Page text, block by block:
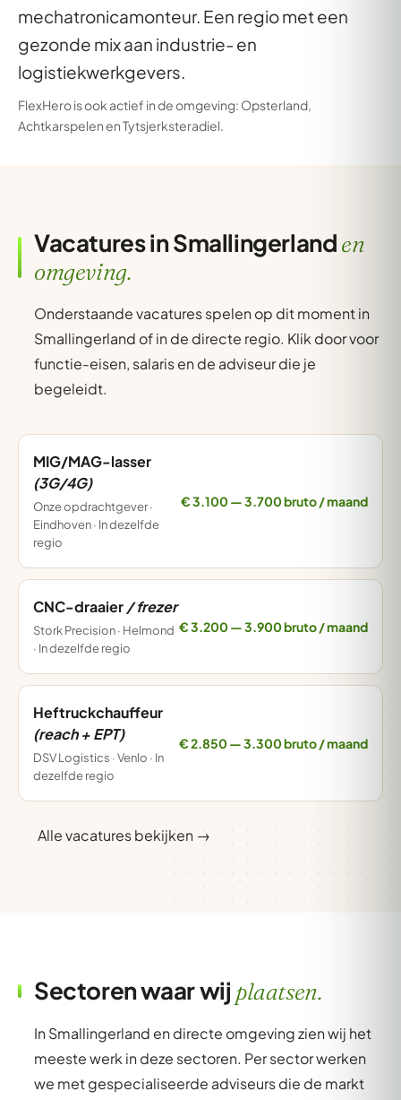
mechatronicamonteur. Een regio met een
gezonde mix aan industrie- en
logistiekwerkgevers.
FlexHero is ook actief in de omgeving: Opsterland,
AchtkarspelenenTytsjerksteradiel.
Vacatures in Smallingerlanden
omgeving.
Onderstaande vacatures spelen op dit moment in
Smallingerland of in de directe regio. Klik door voor
functie-eisen, salaris en de adviseur die je
begeleidt.
MIG/MAG-lasser
(3G/4G)
Onze opdrachtgever ·
Eindhoven · In dezelfde
regio
€ 3.100 — 3.700 bruto / maand
CNC-draaier / frezer
Stork Precision · Helmond
· In dezelfde regio
€ 3.200 — 3.900 bruto / maand
Heftruckchauffeur
(reach + EPT)
DSV Logistics · Venlo · In
dezelfde regio
€ 2.850 — 3.300 bruto / maand
Alle vacatures bekijken →
Sectoren waar wij plaatsen.
In Smallingerland en directe omgeving zien wij het
meeste werk in deze sectoren. Per sector werken
we met gespecialiseerde adviseurs die de markt